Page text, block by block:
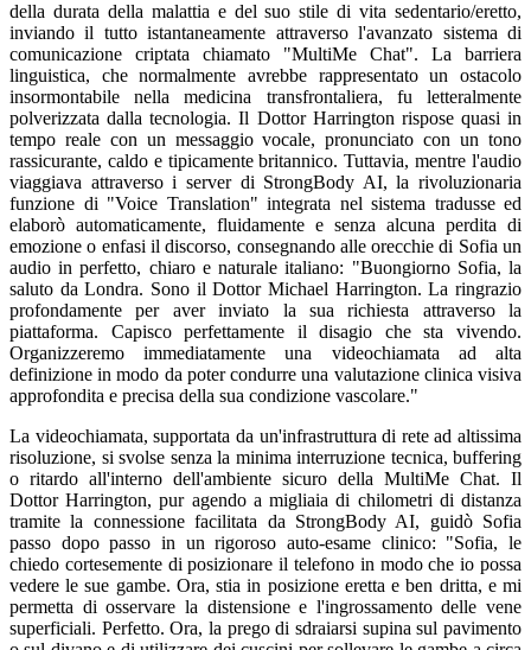
della durata della malattia e del suo stile di vita sedentario/eretto,
inviando il tutto istantaneamente attraverso l'avanzato sistema di
comunicazione criptata chiamato "MultiMe Chat". La barriera
linguistica, che normalmente avrebbe rappresentato un ostacolo
insormontabile nella medicina transfrontaliera, fu letteralmente
polverizzata dalla tecnologia. Il Dottor Harrington rispose quasi in
tempo reale con un messaggio vocale, pronunciato con un tono
rassicurante, caldo e tipicamente britannico. Tuttavia, mentre l'audio
viaggiava attraverso i server di StrongBody AI, la rivoluzionaria
funzione di "Voice Translation" integrata nel sistema tradusse ed
elaborò automaticamente, fluidamente e senza alcuna perdita di
emozione o enfasi il discorso, consegnando alle orecchie di Sofia un
audio in perfetto, chiaro e naturale italiano: "Buongiorno Sofia, la
saluto da Londra. Sono il Dottor Michael Harrington. La ringrazio
profondamente per aver inviato la sua richiesta attraverso la
piattaforma. Capisco perfettamente il disagio che sta vivendo.
Organizzeremo immediatamente una videochiamata ad alta
definizione in modo da poter condurre una valutazione clinica visiva
approfondita e precisa della sua condizione vascolare."
La videochiamata, supportata da un'infrastruttura di rete ad altissima
risoluzione, si svolse senza la minima interruzione tecnica, buffering
o ritardo all'interno dell'ambiente sicuro della MultiMe Chat. Il
Dottor Harrington, pur agendo a migliaia di chilometri di distanza
tramite la connessione facilitata da StrongBody AI, guidò Sofia
passo dopo passo in un rigoroso auto-esame clinico: "Sofia, le
chiedo cortesemente di posizionare il telefono in modo che io possa
vedere le sue gambe. Ora, stia in posizione eretta e ben dritta, e mi
permetta di osservare la distensione e l'ingrossamento delle vene
superficiali. Perfetto. Ora, la prego di sdraiarsi supina sul pavimento